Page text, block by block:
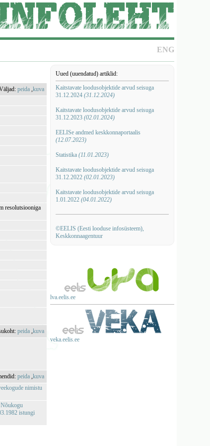
ENG
Uued (uuendatud) artiklid:
Kaitstavate loodusobjektide arvud seisuga
31.12.2024 (31.12.2024)
Kaitstavate loodusobjektide arvud seisuga
31.12.2023 (02.01.2024)
EELISe andmed keskkonnaportaalis
(12.07.2023)
Statistika (11.01.2023)
Kaitstavate loodusobjektide arvud seisuga
31.12.2022 (02.01.2023)
Kaitstavate loodusobjektide arvud seisuga
1.01.2022 (04.01.2022)
©EELIS (Eesti looduse infosüsteem),
Keskkonnaagentuur
lva.eelis.ee
veka.eelis.ee
peida ,kuva
resolutsiooniga
peida ,kuva
peida ,kuva
nimistu
istungi